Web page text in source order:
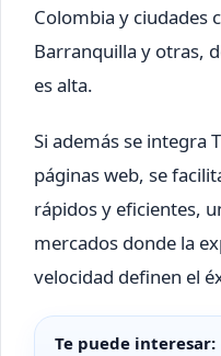
Colombia y ciudades
Barranquilla y otras,
es alta.
Si además se integra
páginas web, se
rápidos y eficientes,
mercados donde la
velocidad definen el
Te puede interesar: